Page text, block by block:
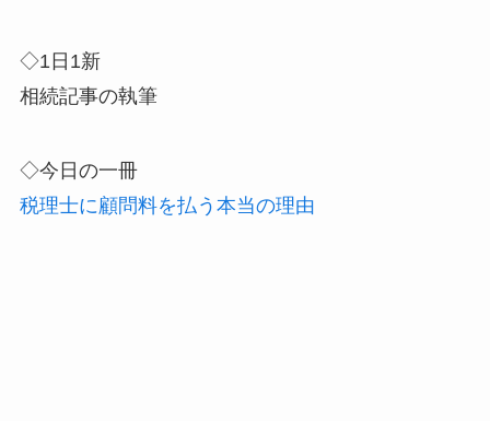
◇1日1新
相続記事の執筆
◇今日の一冊
税理士に顧問料を払う本当の理由